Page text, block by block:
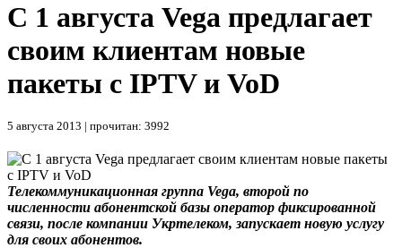
С 1 августа Vega предлагает
своим клиентам новые
пакеты с IPTV и VoD
5 августа 2013 | прочитан: 3992
Телекоммуникационная группа Vega, второй по
численности абонентской базы оператор фиксированной
связи, после компании Укртелеком, запускает новую услугу
для своих абонентов.